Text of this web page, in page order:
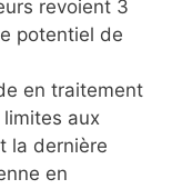
revoient 3
potentiel de
en traitement
limites aux
la dernière
en